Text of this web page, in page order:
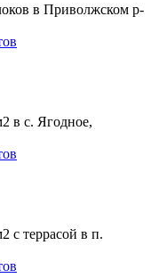
в Приволжском р-
в с. Ягодное,
с террасой в п.